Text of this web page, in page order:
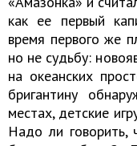
как ее первый
время первого же
но не судьбу:
на океанских
бригантину
местах, детские
Надо ли говорить,